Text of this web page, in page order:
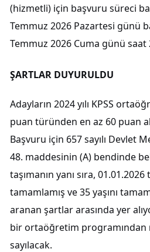
(hizmetli) için başvuru süreci
Temmuz 2026 Pazartesi günü
Temmuz 2026 Cuma günü saat
ŞARTLAR DUYURULDU
Adayların 2024 yılı KPSS
puan türünden en az 60 puan
Başvuru için 657 sayılı Devlet
48. maddesinin (A) bendinde
taşımanın yanı sıra,
tamamlamış ve 35 yaşını
aranan şartlar arasında yer
bir ortaöğretim programından
sayılacak.